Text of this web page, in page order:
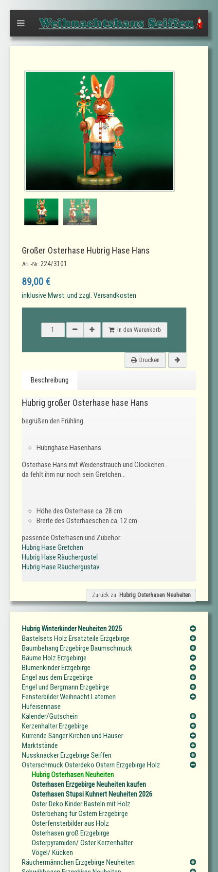
Großer Osterhase Hubrig Hase Hans
Art.-Nr.:224/3101
89,00 €
inklusive Mwst. und zzgl. Versandkosten
In den Warenkorb
Drucken
Beschreibung
Hubrig großer Osterhase hase Hans
begrüßen den Frühling
Hubrighase Hasenhans
Osterhase Hans mit Weidenstrauch und Glöckchen...
da fehlt ihm nur noch sein Gretchen...
Höhe des Osterhase ca. 28 cm
Breite des Osterhaeschen ca. 12 cm
passende Osterhasen und Zubehör:
Hubrig Hase Gretchen
Hubrig Hase Räuchergustel
Hubrig Hase Räuchergustav
Zurück zu: Hubrig Osterhasen Neuheiten
Hubrig Winterkinder Neuheiten 2025
Bastelsets Holz Ersatzteile Erzgebirge
Baumbehang Erzgebirge Baumschmuck
Bäume Holz Erzgebirge
Blumenkinder Erzgebirge
Engel aus dem Erzgebirge
Engel und Bergmann Erzgebirge
Fensterbilder Weihnacht Laternen
Hufeisennase
Kalender/Gutschein
Kerzenhalter Erzgebirge
Kurrende Sänger Kirchen und Häuser
Marktstände
Nussknacker Erzgebirge Seiffen
Osterschmuck Osterdeko Ostern Erzgebirge Holz
Hubrig Osterhasen Neuheiten
Osterhasen Erzgebirge Neuheiten kaufen
Osterhasen Stupsi Kuhnert Neuheiten 2026
Oster Deko Kinder Basteln mit Holz
Osterbehang für Ostern Erzgebirge
Osterfensterbilder aus Holz
Osterhasen groß Erzgebirge
Osterpyramiden/ Oster Kerzenhalter
Vögel/ Kücken
Räuchermännchen Erzgebirge Neuheiten